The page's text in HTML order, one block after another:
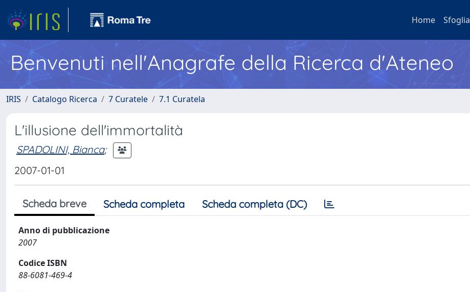
Home Sfoglia
Benvenuti nell'Anagrafe della Ricerca d'Ateneo
IRIS Catalogo Ricerca 7 Curatele 7.1 Curatela
L'illusione dell'immortalità
SPADOLINI, Bianca;
2007-01-01
Scheda breve Scheda completa Scheda completa (DC)
Anno di pubblicazione
2007
Codice ISBN
88-6081-469-4